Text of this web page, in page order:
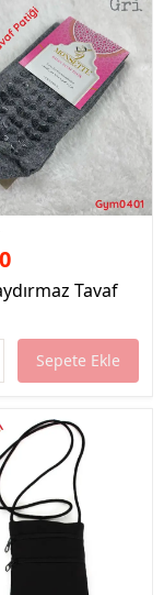
Tavaf
Sepete Ekle